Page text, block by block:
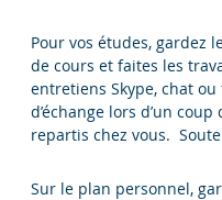
Pour vos études, gardez
de cours et faites les
entretiens Skype, chat
d’échange lors d’un
repartis chez vous.
Sur le plan personnel,